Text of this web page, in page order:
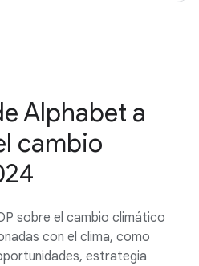
Alphabet a
cambio
sobre el cambio climático
con el clima, como
estrategia